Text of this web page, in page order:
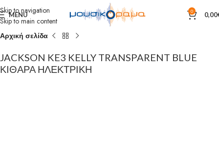
Skip to navigation
Skip to main content
MENU 0 0,00
Αρχική σελίδα
JACKSON KE3 KELLY TRANSPARENT BLUE
ΚΙΘΑΡΑ ΗΛΕΚΤΡΙΚΗ